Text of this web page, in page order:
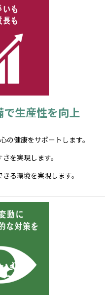
生産性を向上
の健康をサポートします。
を実現します。
る環境を実現します。